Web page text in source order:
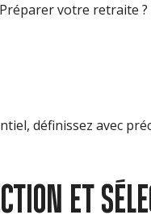
votre retraite
définissez avec
ET